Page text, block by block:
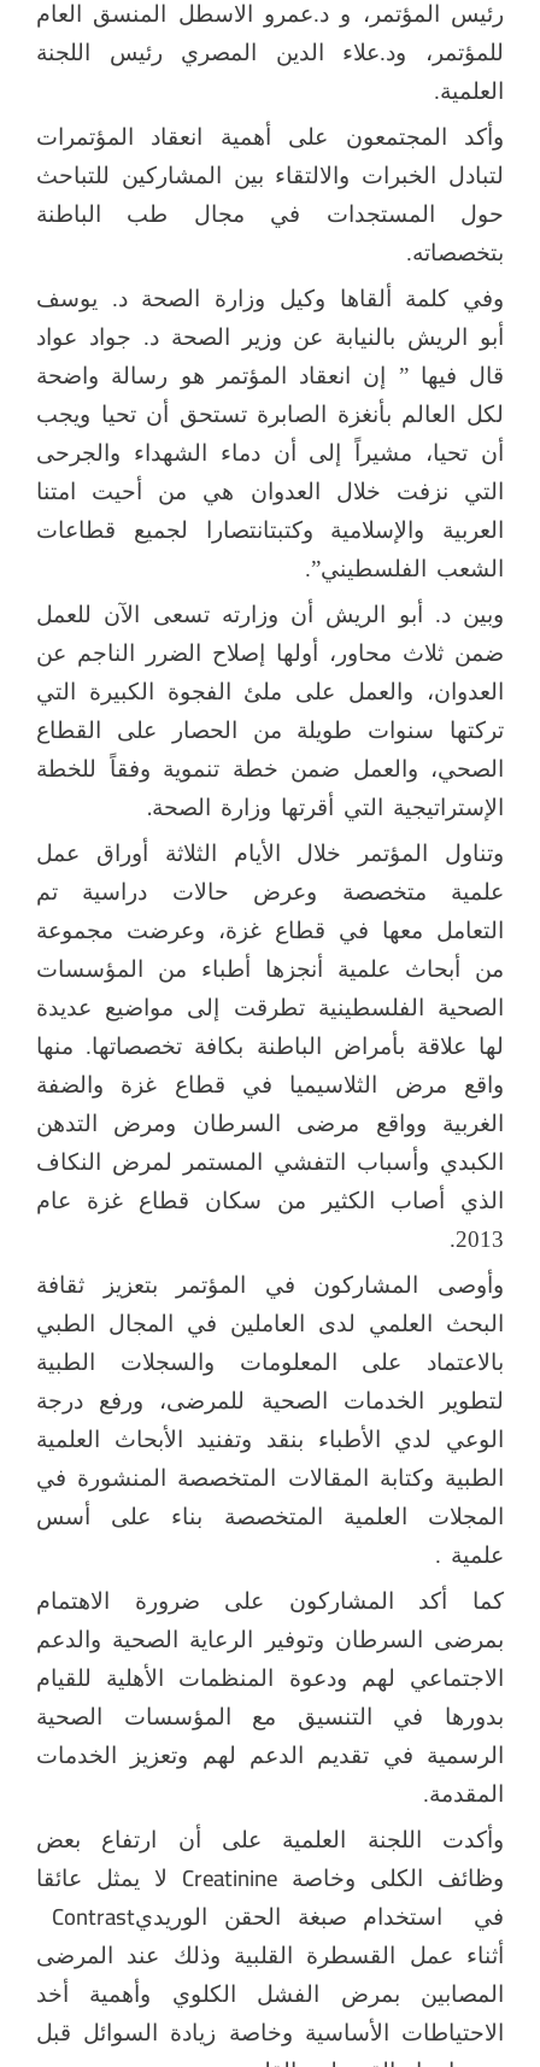
رئيس المؤتمر، و د.عمرو الاسطل المنسق العام
للمؤتمر، ود.علاء الدين المصري رئيس اللجنة
العلمية.
وأكد المجتمعون على أهمية انعقاد المؤتمرات
لتبادل الخبرات والالتقاء بين المشاركين للتباحث
حول المستجدات في مجال طب الباطنة
بتخصصاته.
وفي كلمة ألقاها وكيل وزارة الصحة د. يوسف
أبو الريش بالنيابة عن وزير الصحةد. جواد عواد
قال فيها ” إن انعقاد المؤتمر هو رسالة واضحة
لكل العالم بأنغزة الصابرة تستحق أن تحيا ويجب
أن تحيا، مشيراً إلى أن دماء الشهداء والجرحى
التي نزفت خلال العدوان هي من أحيت امتنا
العربية والإسلامية وكتبتانتصارا لجميع قطاعات
الشعب الفلسطيني”.
وبيند. أبو الريش أن وزارته تسعى الآن للعمل
ضمن ثلاث محاور، أولها إصلاح
الضرر الناجم عن
العدوان، والعمل على ملئ الفجوة الكبيرة التي
تركتها سنوات طويلة من الحصار على القطاع
الصحي، والعمل ضمن خطة تنموية وفقاً للخطة
الإستراتيجية التي أقرتها وزارة الصحة.
وتناول المؤتمر خلال الأيام الثلاثة أوراق عمل
علمية متخصصة وعرض حالات دراسية تم
التعامل معها في قطاع غزة، وعرضت مجموعة
من أبحاث علمية أنجزها أطباء من المؤسسات
الصحية الفلسطينية تطرقت إلى مواضيع عديدة
لها علاقة بأمراض الباطنة بكافة تخصصاتها. منها
واقع مرض الثلاسيميا في قطاع غزة والضفة
الغربية وواقع مرضى السرطان ومرض التدهن
الكبدي وأسباب التفشي المستمر لمرض النكاف
الذي أصاب الكثير من سكان قطاع غزة عام
2013.
وأوصى المشاركون في المؤتمر بتعزيز ثقافة
البحث العلمي لدى العاملين في المجال الطبي
بالاعتماد على المعلومات والسجلات الطبية
لتطوير الخدمات الصحية للمرضى، ورفع درجة
الوعي لدي الأطباء بنقد وتفنيد الأبحاث العلمية
الطبية وكتابة المقالات المتخصصة المنشورة في
المجلات العلمية المتخصصة بناء على أسس
علمية .
كما أكد المشاركون على ضرورة الاهتمام
بمرضى السرطان وتوفير الرعاية الصحية والدعم
الاجتماعي لهم ودعوة المنظمات الأهلية للقيام
بدورها في التنسيق مع المؤسسات الصحية
الرسمية في تقديم الدعم لهم وتعزيز الخدمات
المقدمة.
وأكدت اللجنة العلمية على أن ارتفاع بعض
وظائف الكلى وخاصة Creatinine لا يمثل عائقا
في
استخدام صبغة الحقن الوريديContrast
أثناء عمل القسطرة القلبية وذلك عند المرضى
المصابين بمرض الفشل الكلوي وأهمية أخد
الاحتياطات الأساسية وخاصة زيادة السوائل قبل